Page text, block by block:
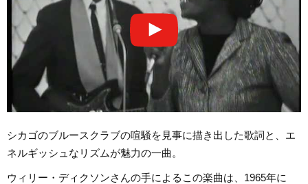
シカゴのブルースクラブの喧騒を見事に描き出した歌詞と、エ
ネルギッシュなリズムが魅力の一曲。
ウィリー・ディクソンさんの手によるこの楽曲は、1965年に